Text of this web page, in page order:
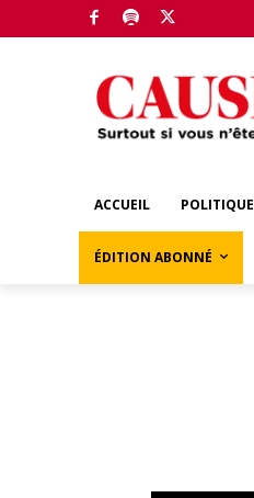
ACCUEIL POLITIQUE
ÉDITION ABONNÉ